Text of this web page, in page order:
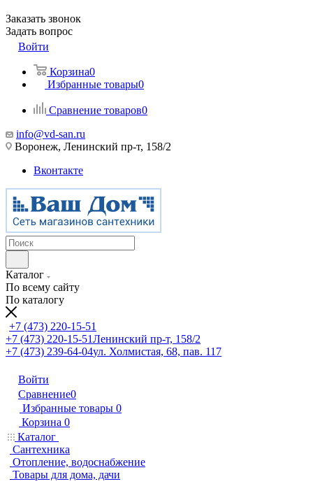
Заказать звонок
Задать вопрос
Войти
Корзина0
Избранные товары0
Сравнение товаров0
info@vd-san.ru
Воронеж, Ленинский пр-т, 158/2
Вконтакте
Каталог
По всему сайту
По каталогу
+7 (473) 220-15-51
+7 (473) 220-15-51Ленинский пр-т, 158/2
+7 (473) 239-64-04ул. Холмистая, 68, пав. 117
Войти
Сравнение0
Избранные товары 0
Корзина 0
Каталог
Сантехника
Отопление, водоснабжение
Товары для дома, дачи